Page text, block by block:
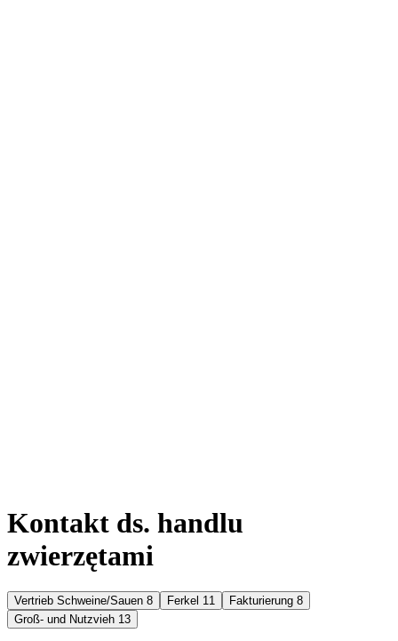
Kontakt ds. handlu
zwierzętami
Vertrieb Schweine/Sauen 8 Ferkel 11 Fakturierung 8
Groß- und Nutzvieh 13